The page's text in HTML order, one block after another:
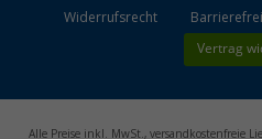
Widerrufsrecht
Vertrag
Alle Preise inkl. MwSt., versandkostenfreie